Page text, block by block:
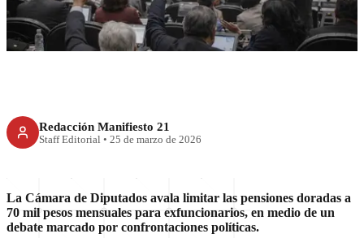
CFE
Redacción Manifiesto 21
Staff Editorial • 25 de marzo de 2026
La Cámara de Diputados avala limitar las pensiones doradas a
70 mil pesos mensuales para exfuncionarios, en medio de un
debate marcado por confrontaciones políticas.